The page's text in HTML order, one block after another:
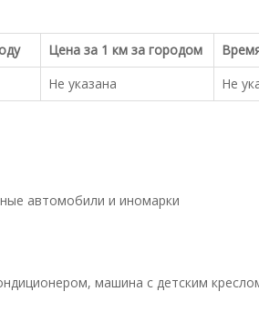
Цена за 1 км за городом
Не указана Не
автомобили и иномарки
машина с детским